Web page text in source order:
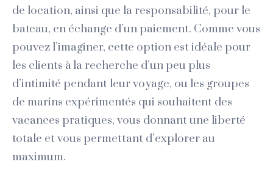
de location, ainsi que la responsabilité, pour le
bateau, en échange d’un paiement. Comme vous
pouvez l’imaginer, cette option est idéale pour
les clients à la recherche d’un peu plus
d’intimité pendant leur voyage, ou les groupes
de marins expérimentés qui souhaitent des
vacances pratiques, vous donnant une liberté
totale et vous permettant d’explorer au
maximum.